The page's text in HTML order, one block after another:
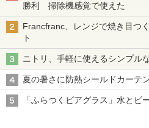
勝利 掃除機感覚で使えた
Francfranc、レンジで焼き目つ
ト
ニトリ、手軽に使えるシンプル
夏の暑さに防熱シールドカー
「ふらつくビアグラス」水とビ